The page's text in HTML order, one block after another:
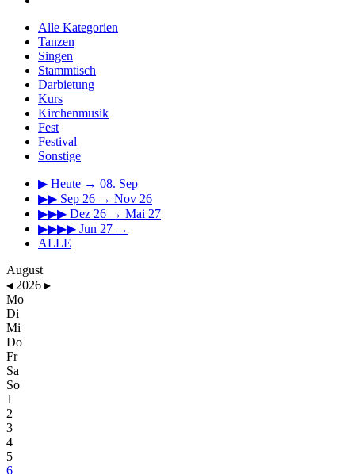
Alle Kategorien
Tanzen
Singen
Stammtisch
Darbietung
Kurs
Kirchenmusik
Fest
Festival
Sonstige
▶ Heute → 08. Sep
▶▶ Sep 26 → Nov 26
▶▶▶ Dez 26 → Mai 27
▶▶▶▶ Jun 27 →
ALLE
August
◂ 2026 ▸
Mo
Di
Mi
Do
Fr
Sa
So
1
2
3
4
5
6